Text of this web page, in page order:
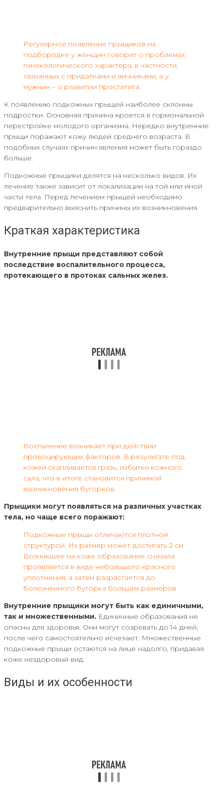
Регулярное появление прыщиков на
подбородке у женщин говорит о проблемах
гинекологического характера, в частности,
связанных с придатками и яичниками, а у
мужчин – о развитии простатита.
К появлению подкожных прыщей наиболее склонны
подростки. Основная причина кроется в гормональной
перестройке молодого организма. Нередко внутренние
прыщи поражают кожу людей среднего возраста. В
подобных случаях причин явления может быть гораздо
больше.
Подкожные прыщики делятся на несколько видов. Их
лечение также зависит от локализации на той или иной
части тела. Перед лечением прыщей необходимо
предварительно выяснить причины их возникновения.
Краткая характеристика
Внутренние прыщи представляют собой
последствие воспалительного процесса,
протекающего в протоках сальных желез.
Воспаление возникает при действии
провоцирующих факторов. В результате под
кожей скапливается грязь, избытки кожного
сала, что в итоге становится причиной
возникновения бугорков.
Прыщики могут появляться на различных участках
тела, но чаще всего поражают:
Подкожные прыщи отличаются плотной
структурой. Их размер может достигать 2 см.
Возникшее на коже образование сначала
проявляется в виде небольшого красного
уплотнения, а затем разрастается до
болезненного бугорка больших размеров.
Внутренние прыщики могут быть как единичными,
так и множественными. Единичные образования не
опасны для здоровья. Они могут созревать до 14 дней,
после чего самостоятельно исчезают. Множественные
подкожные прыщи остаются на лице надолго, придавая
коже нездоровый вид.
Виды и их особенности